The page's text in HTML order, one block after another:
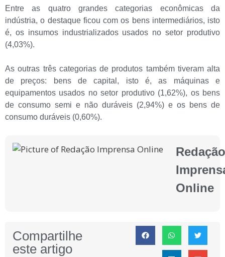
Entre as quatro grandes categorias econômicas da
indústria, o destaque ficou com os bens intermediários, isto
é, os insumos industrializados usados no setor produtivo
(4,03%).
As outras três categorias de produtos também tiveram alta
de preços: bens de capital, isto é, as máquinas e
equipamentos usados no setor produtivo (1,62%), os bens
de consumo semi e não duráveis (2,94%) e os bens de
consumo duráveis (0,60%).
Redação
Online
Compartilhe
este artigo